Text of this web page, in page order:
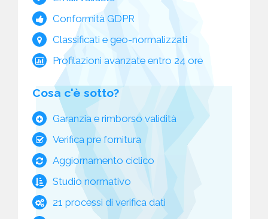
Conformità GDPR
Classificati e geo-normalizzati
Profilazioni avanzate entro 24 ore
Cosa c'è sotto?
Garanzia e rimborso validità
Verifica pre fornitura
Aggiornamento ciclico
Studio normativo
21 processi di verifica dati